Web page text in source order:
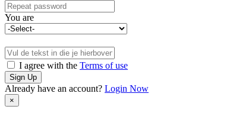
You are
I agree with the Terms of use
Sign Up
Already have an account? Login Now
×